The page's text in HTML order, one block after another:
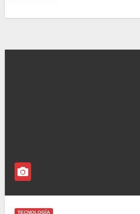
TECNOLOGÍA